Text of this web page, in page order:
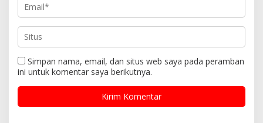
Simpan nama, email, dan situs web saya pada peramban
ini untuk komentar saya berikutnya.